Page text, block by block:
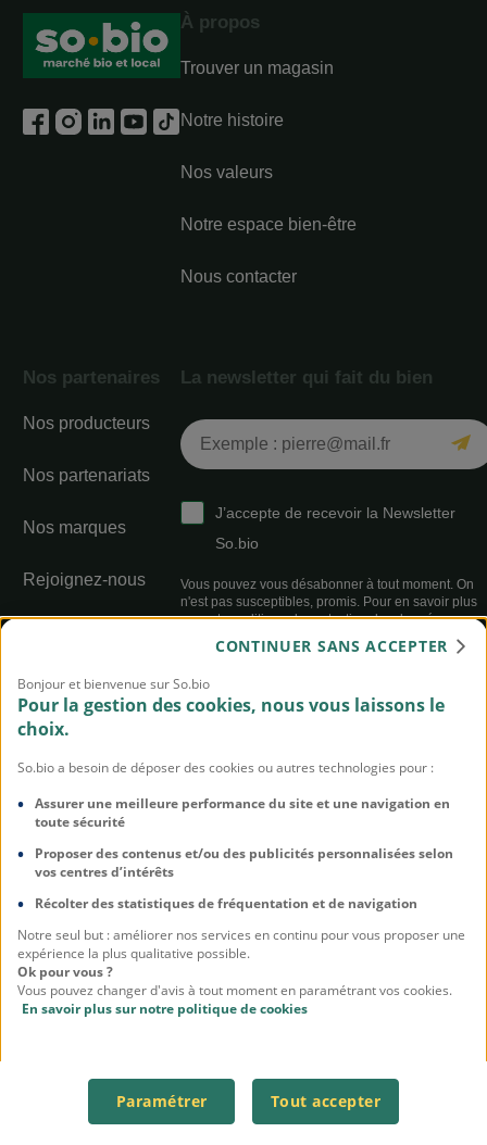
À propos
Trouver un magasin
Notre histoire
Nos valeurs
Notre espace bien-être
Nous contacter
Nos partenaires
Nos producteurs
Nos partenariats
Nos marques
Rejoignez-nous
93/100
Règlement Jeu
La newsletter qui fait du bien
J’accepte de recevoir la Newsletter
So.bio
Vous pouvez vous désabonner à tout moment. On
n'est pas susceptibles, promis. Pour en savoir plus
sur notre politique de protection des données,
CG Programme de Fidélité Entre NOUS
CGU
Mentions légales
Politique de confidentialité
Espace presse
Bonjour et bienvenue sur So.bio
Pour la gestion des cookies, nous vous laissons le
choix.
So.bio a besoin de déposer des cookies ou autres technologies pour :
Assurer une meilleure performance du site et une navigation en
toute sécurité
Proposer des contenus et/ou des publicités personnalisées selon
vos centres d’intérêts
Récolter des statistiques de fréquentation et de navigation
Notre seul but : améliorer nos services en continu pour vous proposer une
expérience la plus qualitative possible.
Ok pour vous ?
Vous pouvez changer d'avis à tout moment en paramétrant vos cookies.
En savoir plus sur notre politique de cookies
Tout accepter
Paramétrer
CONTINUER SANS ACCEPTER